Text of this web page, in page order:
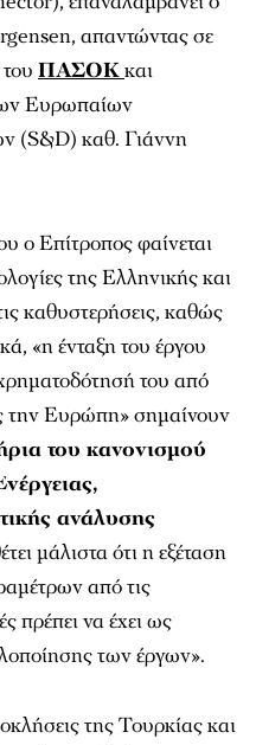
απαντώντας σε
ΠΑΣΟΚκαι
Ευρωπαίων
(S&D) καθ. Γιάννη
ο Επίτροπος φαίνεται
της Ελληνικής και
καθυστερήσεις, καθώς
«η ένταξη του έργου
του από
την Ευρώπη» σημαίνουν
του κανονισμού
ανάλυσης
μάλιστα ότι η εξέταση
από τις
πρέπει να έχει ως
των έργων».
της Τουρκίας και